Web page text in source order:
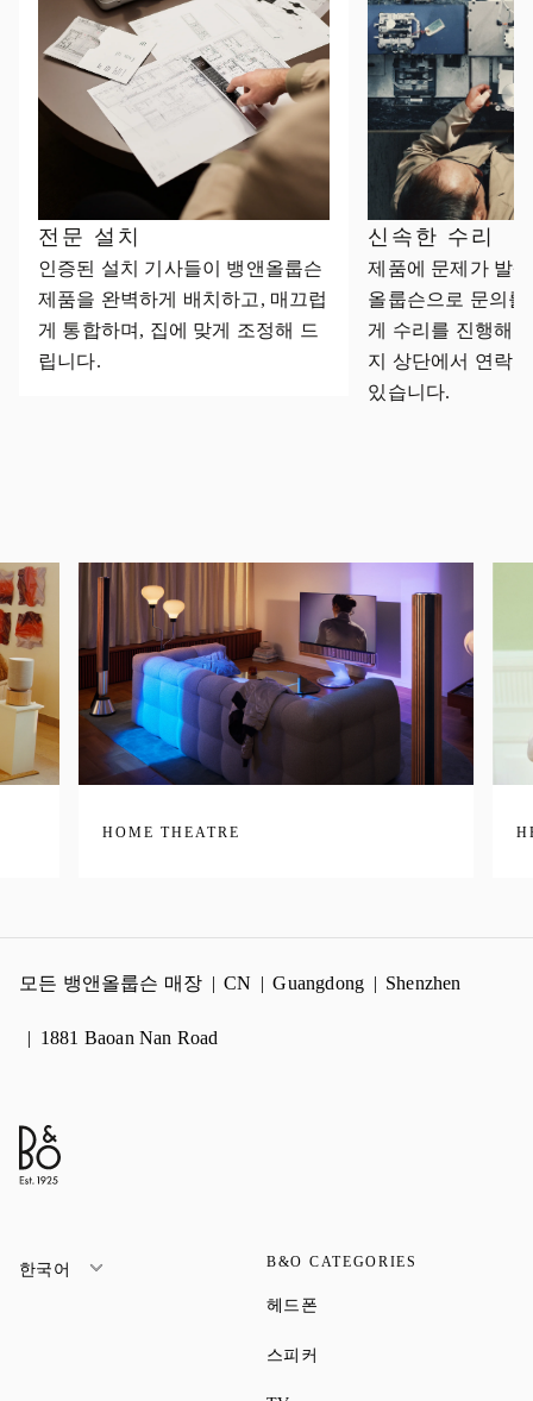
전문 설치
인증된 설치 기사들이 뱅앤올룹슨
제품을 완벽하게 배치하고, 매끄럽
게 통합하며, 집에 맞게 조정해 드
립니다.
신속한 수리
제품에 문제가 발
올룹슨으로 문의
게 수리를 진행해
지 상단에서 연락
있습니다.
HOME THEATRE
모든 뱅앤올룹슨 매장 CN Guangdong Shenzhen
1881 Baoan Nan Road
한국어 B&O CATEGORIES
헤드폰
스피커